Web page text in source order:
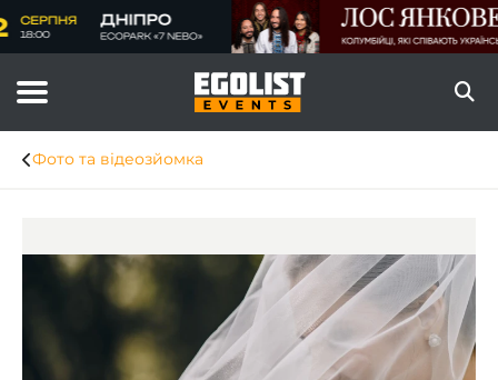
Фото та відеозйомка